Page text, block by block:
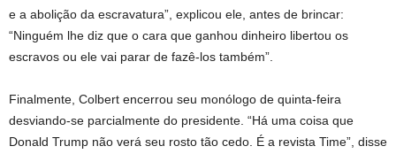
e a abolição da escravatura”, explicou ele, antes de brincar:
“Ninguém lhe diz que o cara que ganhou dinheiro libertou os
escravos ou ele vai parar de fazê-los também”.
Finalmente, Colbert encerrou seu monólogo de quinta-feira
desviando-se parcialmente do presidente. “Há uma coisa que
Donald Trump não verá seu rosto tão cedo. É a revista Time”, disse